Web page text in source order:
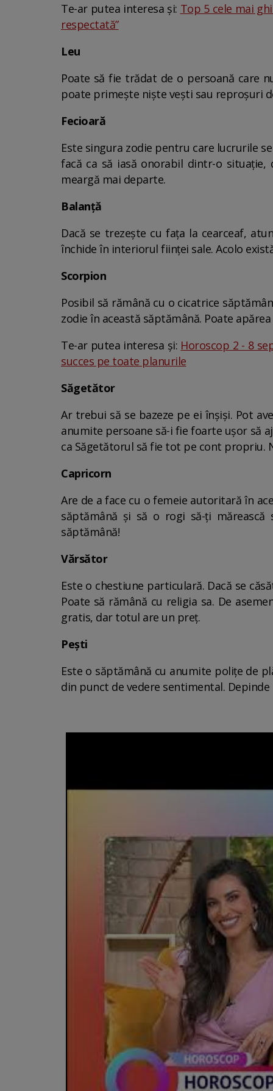
Te-ar putea interesa și: Top 5 cele mai
respectată”
Leu
Poate să fie trădat de o persoană care
poate primește niște vești sau reproșuri
Fecioară
Este singura zodie pentru care lucrurile
facă ca să iasă onorabil dintr-o
meargă mai departe.
Balanță
Dacă se trezește cu fața la cearceaf,
închide în interiorul ființei sale. Acolo
Scorpion
Posibil să rămână cu o cicatrice
zodie în această săptămână. Poate
Te-ar putea interesa și: Horoscop 2 - 8
succes pe toate planurile
Săgetător
Ar trebui să se bazeze pe ei înșiși. Pot
anumite persoane să-i fie foarte ușor să
ca Săgetătorul să fie tot pe cont propriu.
Capricorn
Are de a face cu o femeie autoritară în
săptămână și să o rogi să-ți
săptămână!
Vărsător
Este o chestiune particulară. Dacă se
Poate să rămână cu religia sa. De
gratis, dar totul are un preț.
Pești
Este o săptămână cu anumite polițe de
din punct de vedere sentimental.